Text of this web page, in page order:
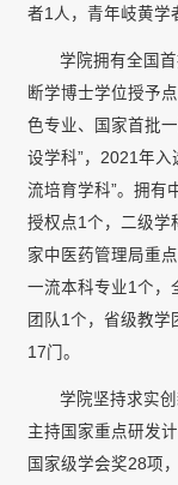
者1人，青年岐黄学
学院拥有全国
断学博士学位授予
色专业、国家首批
设学科”，2021年
流培育学科”。拥有
授权点1个，二级学
家中医药管理局重
一流本科专业1个，
团队1个，省级教
17门。
学院坚持求实
主持国家重点研发
国家级学会奖28项